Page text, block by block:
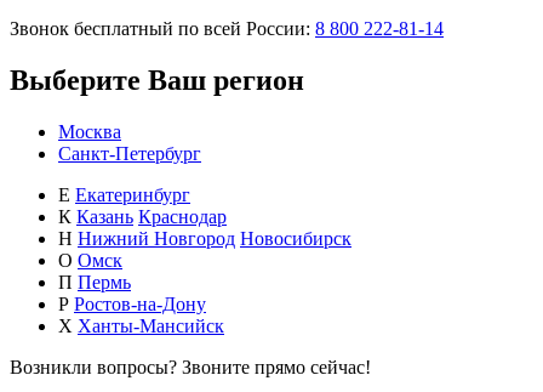
Звонок бесплатный по всей России: 8 800 222-81-14
Выберите Ваш регион
Москва
Санкт-Петербург
Е Екатеринбург
К Казань Краснодар
Н Нижний Новгород Новосибирск
О Омск
П Пермь
Р Ростов-на-Дону
Х Ханты-Мансийск
Возникли вопросы? Звоните прямо сейчас!